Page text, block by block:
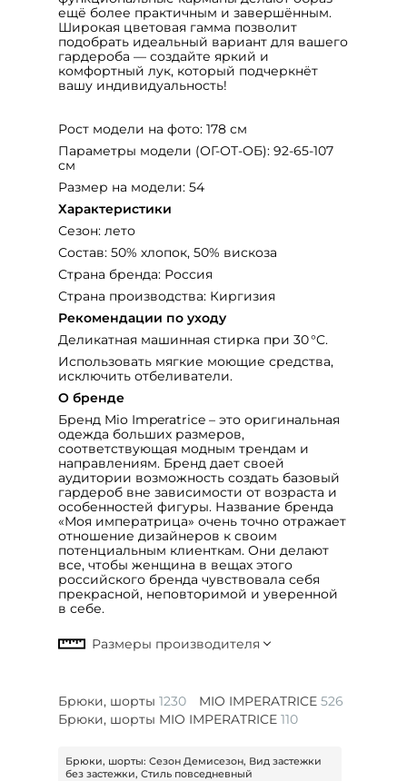
ещё более практичным и завершённым.
Широкая цветовая гамма позволит
подобрать идеальный вариант для вашего
гардероба — создайте яркий и
комфортный лук, который подчеркнёт
вашу индивидуальность!
Рост модели на фото: 178 см
Параметры модели (ОГ-ОТ-ОБ): 92-65-107
см
Размер на модели: 54
Характеристики
Сезон: лето
Состав: 50% хлопок, 50% вискоза
Страна бренда: Россия
Страна производства: Киргизия
Рекомендации по уходу
Деликатная машинная стирка при 30 °C.
Использовать мягкие моющие средства,
исключить отбеливатели.
О бренде
Бренд Mio Imperatrice – это оригинальная
одежда больших размеров,
соответствующая модным трендам и
направлениям. Бренд дает своей
аудитории возможность создать базовый
гардероб вне зависимости от возраста и
особенностей фигуры. Название бренда
«Моя императрица» очень точно отражает
отношение дизайнеров к своим
потенциальным клиенткам. Они делают
все, чтобы женщина в вещах этого
российского бренда чувствовала себя
прекрасной, неповторимой и уверенной
в себе.
Брюки, шорты 1230 MIO IMPERATRICE 526
Брюки, шорты MIO IMPERATRICE 110
Брюки, шорты: Сезон Демисезон, Вид застежки
без застежки, Стиль повседневный